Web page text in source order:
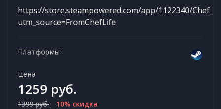
https://store.steampowered.com/app/1122340/
utm_source=FromChefLife
Платформы:
Цена
1259 руб.
1399 руб. 10% скидка